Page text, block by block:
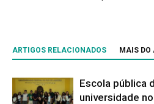
ARTIGOS RELACIONADOS MAIS DO
Escola pública
universidade